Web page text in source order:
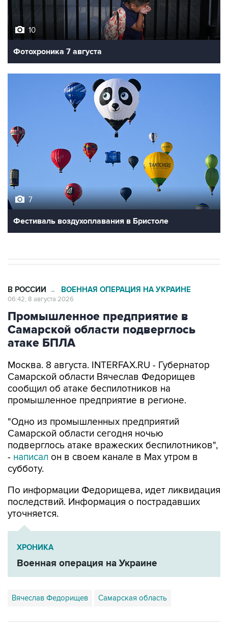
10
Фотохроника 7 августа
Фестиваль воздухоплавания в Бристоле
Промышленное предприятие в
Самарской области подверглось
атаке БПЛА
Москва. 8 августа. INTERFAX.RU - Губернатор
сообщил об атаке беспилотников на
промышленное предприятие в регионе.
"Одно из промышленных предприятий
подверглось атаке вражеских беспилотников",
-написалон в своем канале в Max утром в
субботу.
По информации Федорищева, идет ликвидация
уточняется.
ХРОНИКА
Военная операция на Украине
Вячеслав Федорищев Самарская область